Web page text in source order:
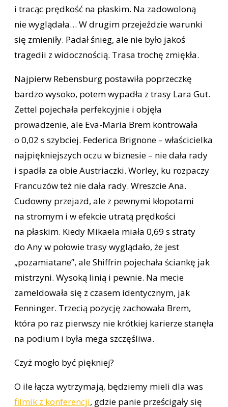
i tracąc prędkość na płaskim. Na zadowoloną
nie wyglądała… W drugim przejeździe warunki
się zmieniły. Padał śnieg, ale nie było jakoś
tragedii z widocznością. Trasa trochę zmiękła.
Najpierw Rebensburg postawiła poprzeczkę
bardzo wysoko, potem wypadła z trasy Lara Gut.
Zettel pojechała perfekcyjnie i objęła
prowadzenie, ale Eva-Maria Brem kontrowała
o 0,02 s szybciej. Federica Brignone – właścicielka
najpiękniejszych oczu w biznesie – nie dała rady
i spadła za obie Austriaczki. Worley, ku rozpaczy
Francuzów też nie dała rady. Wreszcie Ana.
Cudowny przejazd, ale z pewnymi kłopotami
na stromym i w efekcie utratą prędkości
na płaskim. Kiedy Mikaela miała 0,69 s straty
do Any w połowie trasy wyglądało, że jest
„pozamiatane”, ale Shiffrin pojechała ściankę jak
mistrzyni. Wysoką linią i pewnie. Na mecie
zameldowała się z czasem identycznym, jak
Fenninger. Trzecią pozycję zachowała Brem,
która po raz pierwszy nie krótkiej karierze stanęła
na podium i była mega szczęśliwa.
Czyż mogło być piękniej?
O ile łącza wytrzymają, będziemy mieli dla was
filmik z konferencji, gdzie panie prześcigały się